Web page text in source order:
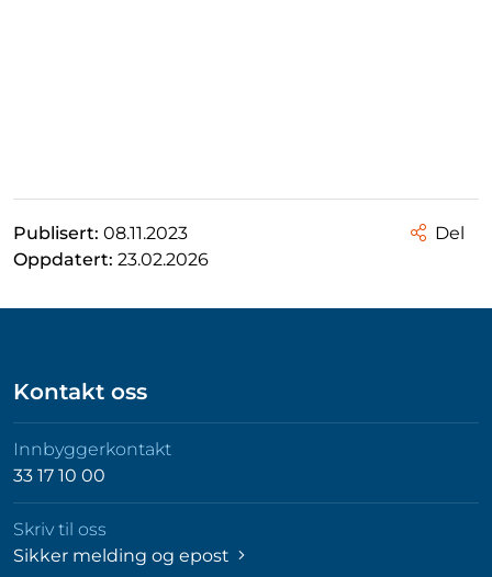
Publisert: 08.11.2023
Oppdatert: 23.02.2026
Del
Kontakt oss
Innbyggerkontakt
33 17 10 00
Skriv til oss
Sikker melding og epost